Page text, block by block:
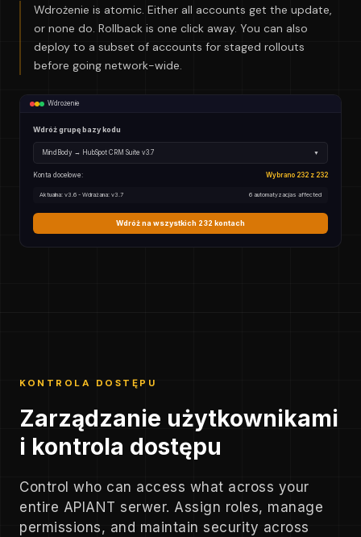
Wdrożenie is atomic. Either all accounts get the update,
or none do. Rollback is one click away. You can also
deploy to a subset of accounts for staged rollouts
before going network-wide.
Wdrożenie
Wdróż grupę bazy kodu
MindBody → HubSpot CRM Suite v3.7 ▼
Konta docelowe: Wybrano 232 z 232
Aktualna: v3.6 - Wdrażana: v3.7 6 automatyzacjas affected
Wdróż na wszystkich 232 kontach
KONTROLA DOSTĘPU
Zarządzanie użytkownikami
i kontrola dostępu
Control who can access what across your
entire APIANT serwer. Assign roles, manage
permissions, and maintain security across